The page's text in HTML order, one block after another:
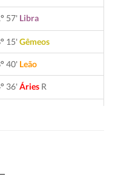
57' Libra
15'Gêmeos
40' Leão
36'Áries R